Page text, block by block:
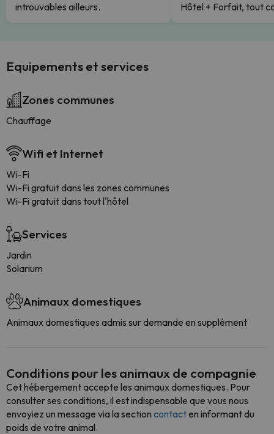
introuvables ailleurs.
Hôtel + Forfait, tout
Equipements et services
Zones communes
Chauffage
Wifi et Internet
Wi-Fi
Wi-Fi gratuit dans les zones communes
Wi-Fi gratuit dans tout l'hôtel
Services
Jardin
Solarium
Animaux domestiques
Animaux domestiques admis sur demande en supplément
Conditions pour les animaux de compagnie
Cet hébergement accepte les animaux domestiques. Pour
consulter ses conditions, il est indispensable que vous nous
envoyiez un message via la section contacten informant du
poids de votre animal.